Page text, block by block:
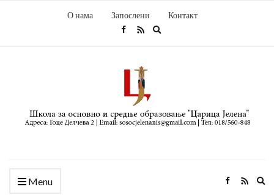
О нама Запослени Контакт
Menu